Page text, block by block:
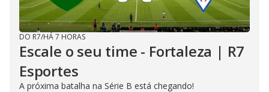
DO R7/HÁ 7 HORAS
Escale o seu time - Fortaleza | R7
Esportes
A próxima batalha na Série B está chegando!